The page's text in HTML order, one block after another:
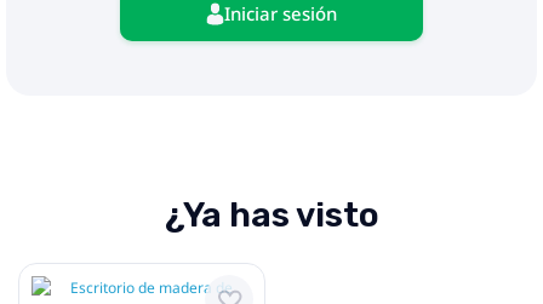
Iniciar sesión
¿Ya has visto